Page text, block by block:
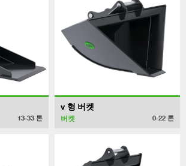
13-33 톤
v 형 버켓
버켓 0-22 톤